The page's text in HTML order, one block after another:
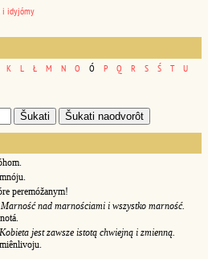
i idyjómy
K L Ł M N O Ó P Q R S Ś T
U
peremóžanym!
Marność nad marnościami i wszystko marność.
Kobieta jest zawsze istotą chwiejną i zmienną.